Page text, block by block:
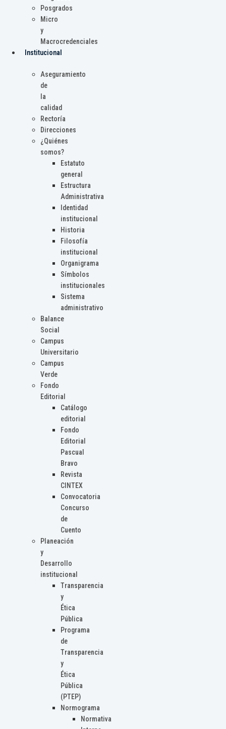
Posgrados
Micro
y
Macrocredenciales
Institucional
Aseguramiento
de
la
calidad
Rectoría
Direcciones
¿Quiénes
somos?
Estatuto
general
Estructura
Administrativa
Identidad
institucional
Historia
Filosofía
institucional
Organigrama
Símbolos
institucionales
Sistema
administrativo
Balance
Social
Campus
Universitario
Campus
Verde
Fondo
Editorial
Catálogo
editorial
Fondo
Editorial
Pascual
Bravo
Revista
CINTEX
Convocatoria
Concurso
de
Cuento
Planeación
y
Desarrollo
institucional
Transparencia
y
Ética
Pública
Programa
de
Transparencia
y
Ética
Pública
(PTEP)
Normograma
Normativa